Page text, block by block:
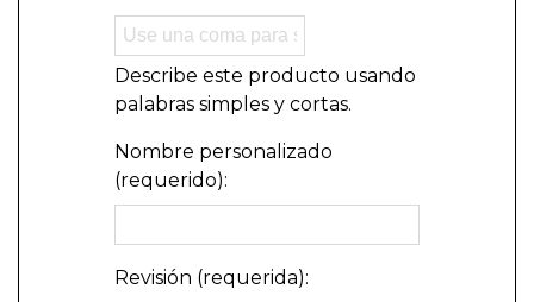
Describe este producto usando
palabras simples y cortas.
Nombre personalizado
(requerido):
Revisión (requerida):